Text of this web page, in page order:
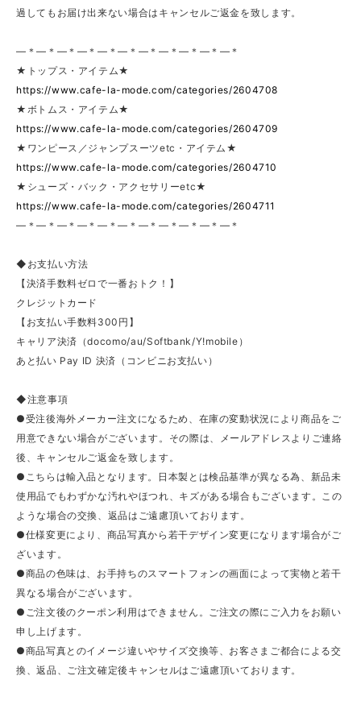
過してもお届け出来ない場合はキャンセルご返金を致します。
—＊—＊—＊—＊—＊—＊—＊—＊—＊—＊—＊
★トップス・アイテム★
https://www.cafe-la-mode.com/categories/2604708
★ボトムス・アイテム★
https://www.cafe-la-mode.com/categories/2604709
★ワンピース／ジャンプスーツetc・アイテム★
https://www.cafe-la-mode.com/categories/2604710
★シューズ・バック・アクセサリーetc★
https://www.cafe-la-mode.com/categories/2604711
—＊—＊—＊—＊—＊—＊—＊—＊—＊—＊—＊
◆お支払い方法
【決済手数料ゼロで一番おトク！】
クレジットカード
【お支払い手数料300円】
キャリア決済（docomo/au/Softbank/Y!mobile）
あと払い Pay ID 決済（コンビニお支払い）
◆注意事項
●受注後海外メーカー注文になるため、在庫の変動状況により商品をご
用意できない場合がございます。その際は、メールアドレスよりご連絡
後、キャンセルご返金を致します。
●こちらは輸入品となります。日本製とは検品基準が異なる為、新品未
使用品でもわずかな汚れやほつれ、キズがある場合もございます。この
ような場合の交換、返品はご遠慮頂いております。
●仕様変更により、商品写真から若干デザイン変更になります場合がご
ざいます。
●商品の色味は、お手持ちのスマートフォンの画面によって実物と若干
異なる場合がございます。
●ご注文後のクーポン利用はできません。ご注文の際にご入力をお願い
申し上げます。
●商品写真とのイメージ違いやサイズ交換等、お客さまご都合による交
換、返品、ご注文確定後キャンセルはご遠慮頂いております。